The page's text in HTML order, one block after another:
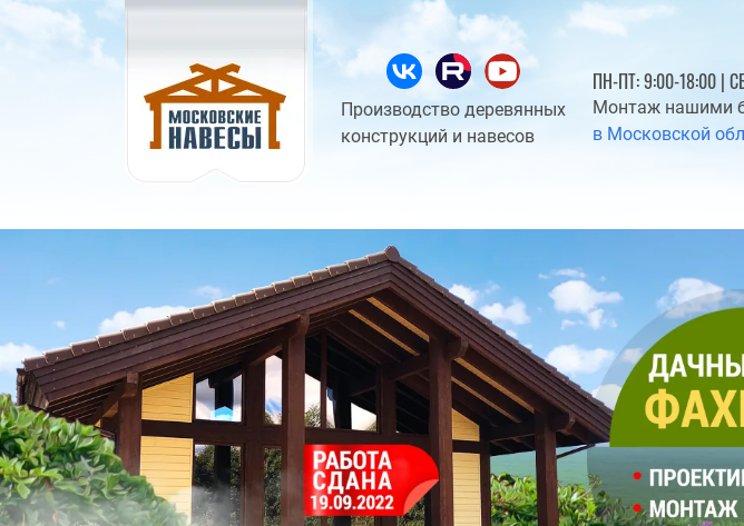
Производство деревянных
конструкций и навесов
ПН-ПТ: 9:00-18:00 |
Монтаж нашими
в Московской